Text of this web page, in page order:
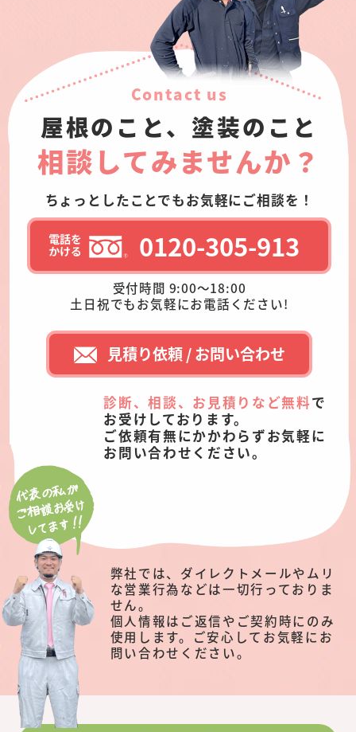
Contact us
屋根のこと、塗装のこと
相談してみませんか？
ちょっとしたことでもお気軽にご相談を！
0120-305-913
受付時間 9:00～18:00
土日祝でもお気軽にお電話ください!
見積り依頼 / お問い合わせ
診断、相談、お見積りなど無料で
お受けしております。
ご依頼有無にかかわらずお気軽に
お問い合わせください。
弊社では、ダイレクトメールやムリ
な営業行為などは一切行っておりま
せん。
個人情報はご返信やご契約時にのみ
使用します。ご安心してお気軽にお
問い合わせください。